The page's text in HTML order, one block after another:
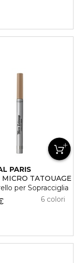
PARIS
TATOUAGE
per Sopracciglia
6 colori